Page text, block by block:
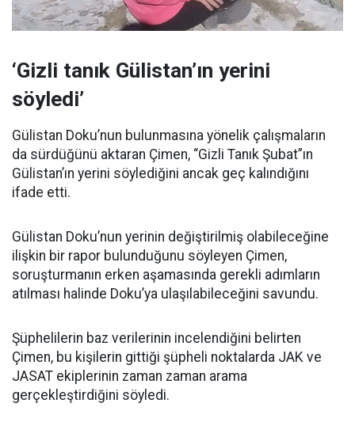
‘Gizli tanık Gülistan’ın yerini
söyledi’
Gülistan Doku’nun bulunmasına yönelik çalışmaların
da sürdüğünü aktaran Çimen, “Gizli Tanık Şubat”ın
Gülistan’ın yerini söylediğini ancak geç kalındığını
ifade etti.
Gülistan Doku’nun yerinin değiştirilmiş olabileceğine
ilişkin bir rapor bulunduğunu söyleyen Çimen,
soruşturmanın erken aşamasında gerekli adımların
atılması halinde Doku’ya ulaşılabileceğini savundu.
Şüphelilerin baz verilerinin incelendiğini belirten
Çimen, bu kişilerin gittiği şüpheli noktalarda JAK ve
JASAT ekiplerinin zaman zaman arama
gerçekleştirdiğini söyledi.